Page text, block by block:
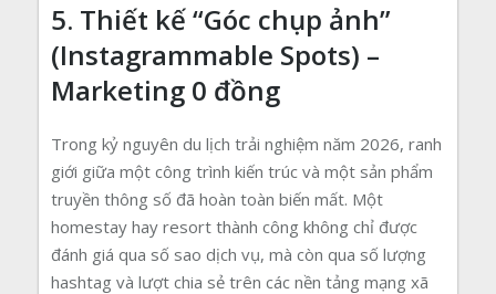
5. Thiết kế “Góc chụp ảnh”
(Instagrammable Spots) –
Marketing 0 đồng
Trong kỷ nguyên du lịch trải nghiệm năm 2026, ranh
giới giữa một công trình kiến trúc và một sản phẩm
truyền thông số đã hoàn toàn biến mất. Một
homestay hay resort thành công không chỉ được
đánh giá qua số sao dịch vụ, mà còn qua số lượng
hashtag và lượt chia sẻ trên các nền tảng mạng xã